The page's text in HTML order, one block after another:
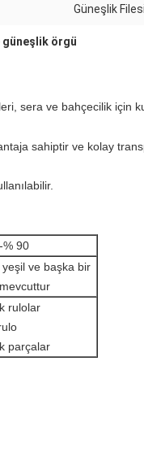
Güneşlik Filesi
güneşlik örgü
sera ve bahçecilik için
sahiptir ve kolay
% 90
yeşil ve başka bir
rulolar
parçalar